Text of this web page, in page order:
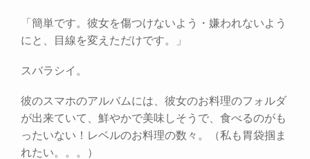
「簡単です。彼女を傷つけないよう・嫌われないよう
にと、目線を変えただけです。」
スバラシイ。
彼のスマホのアルバムには、彼女のお料理のフォルダ
が出来ていて、鮮やかで美味しそうで、食べるのがも
ったいない！レベルのお料理の数々。（私も胃袋掴ま
れたい。。。）